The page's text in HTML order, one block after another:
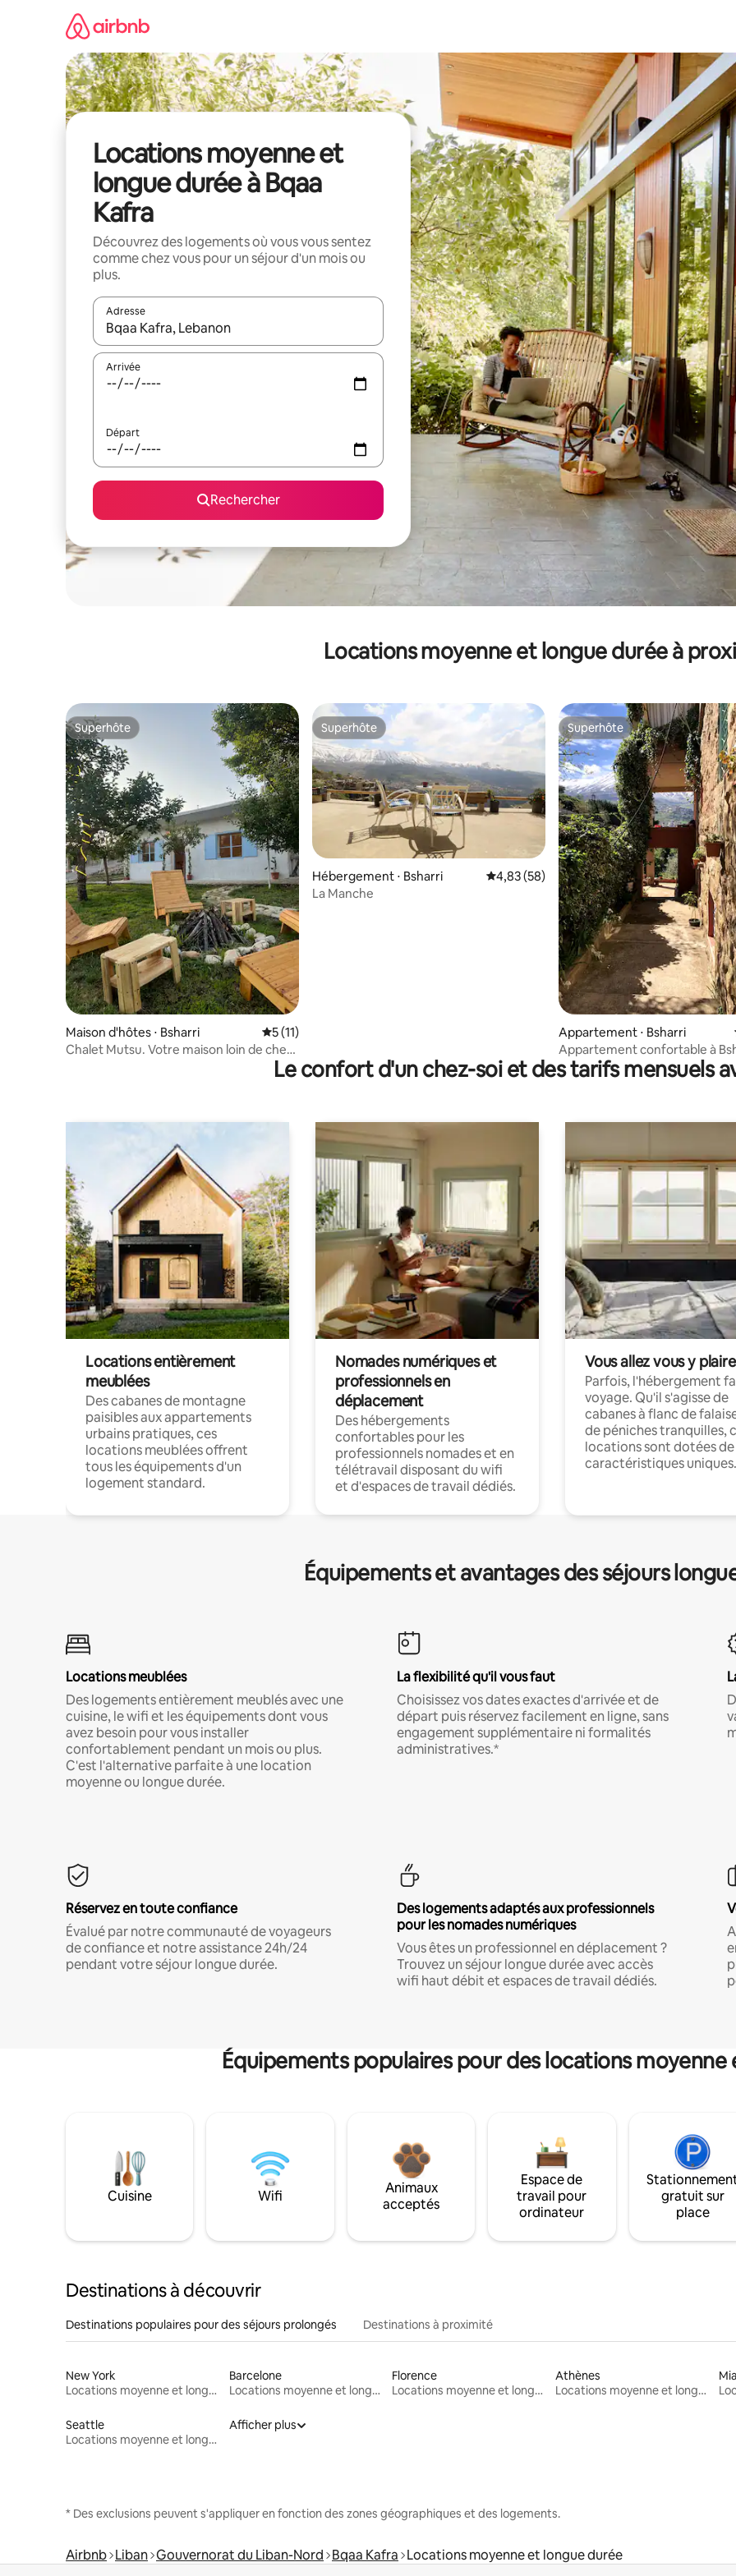
Locations moyenne et
longue durée à Bqaa
Kafra
Découvrez des logements où vous vous sentez
comme chez vous pour un séjour d'un mois ou
plus.
Adresse
Lorsque les résultats s'affichent, utilisez les flèches vers le haut et vers le bas pour les parcourir ou en appuyant et en
Arrivée
Départ
Rechercher
Locations moyenne et longue durée à
Superhôte
Superhôte
Maison d'hôtes ⋅ Bsharri Évaluation moyenne sur la base de 11 commentaires : 5 sur 5
5 (11)
Chalet Mutsu. Votre maison loin de chez
Superhôte
Superhôte
Hébergement ⋅ Bsharri Évaluation moyenne sur la base de 58
4,83 (58)
La Manche
Superhôte
Superhôte
Appartement ⋅ Bsharri
Appartement confortable à
(prix/personne)
Le confort d'un chez-soi et des tarifs mensuels
Locations entièrement
meublées
Des cabanes de montagne
paisibles aux appartements
urbains pratiques, ces
locations meublées offrent
tous les équipements d'un
logement standard.
Nomades numériques et
professionnels en
déplacement
Des hébergements
confortables pour les
professionnels nomades et en
télétravail disposant du wifi
et d'espaces de travail dédiés.
Vous allez vous y plaire
Parfois, l'hébergement
voyage. Qu'il s'agisse de
cabanes à flanc de
de péniches tranquilles,
locations sont dotées de
caractéristiques uniques.
Équipements et avantages des séjours
Locations meublées
Des logements entièrement meublés avec une
cuisine, le wifi et les équipements dont vous
avez besoin pour vous installer
confortablement pendant un mois ou plus.
C'est l'alternative parfaite à une location
moyenne ou longue durée.
La flexibilité qu'il vous faut
Choisissez vos dates exactes d'arrivée et de
départ puis réservez facilement en ligne, sans
engagement supplémentaire ni formalités
administratives.*
Réservez en toute confiance
Évalué par notre communauté de voyageurs
de confiance et notre assistance 24h/24
pendant votre séjour longue durée.
Des logements adaptés aux professionnels
pour les nomades numériques
Vous êtes un professionnel en déplacement ?
Trouvez un séjour longue durée avec accès
wifi haut débit et espaces de travail dédiés.
Équipements populaires pour des locations
Cuisine Wifi
Animaux
acceptés
Espace de
travail pour
ordinateur
gratuit sur
place
Destinations à découvrir
Destinations populaires pour des séjours prolongés Destinations à proximité
New York
Locations moyenne et longue durée
Barcelone
Locations moyenne et longue durée
Florence
Locations moyenne et longue durée
Athènes
Locations moyenne et longue durée
Seattle
Locations moyenne et longue durée
Afficher plus
* Des exclusions peuvent s'appliquer en fonction des zones géographiques et des logements.
Airbnb Liban Gouvernorat du Liban-Nord Bqaa Kafra Locations moyenne et longue durée